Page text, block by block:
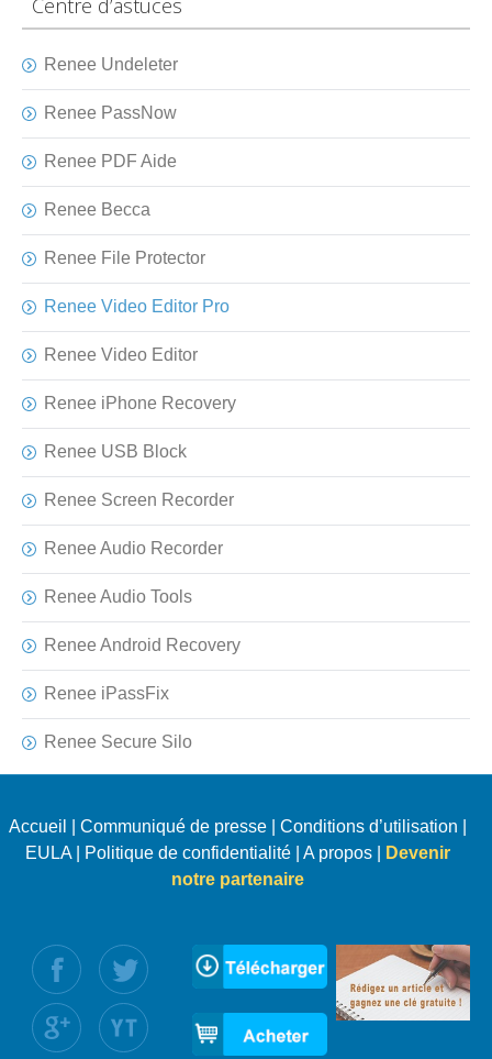
Centre d’astuces
Renee Undeleter
Renee PassNow
Renee PDF Aide
Renee Becca
Renee File Protector
Renee Video Editor Pro
Renee Video Editor
Renee iPhone Recovery
Renee USB Block
Renee Screen Recorder
Renee Audio Recorder
Renee Audio Tools
Renee Android Recovery
Renee iPassFix
Renee Secure Silo
Accueil Communiqué de presse| Conditions d’utilisation
EULA| Politique de confidentialité| A propos|
Devenir
notre partenaire
nous :